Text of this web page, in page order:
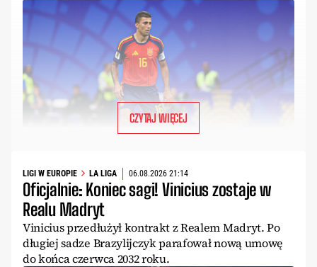
CZYTAJ WIĘCEJ
LIGI W EUROPIE LA LIGA 06.08.2026 21:14
Oficjalnie: Koniec sagi! Vinicius zostaje w
Realu Madryt
Vinicius przedłużył kontrakt z Realem Madryt. Po
długiej sadze Brazylijczyk parafował nową umowę
do końca czerwca 2032 roku.